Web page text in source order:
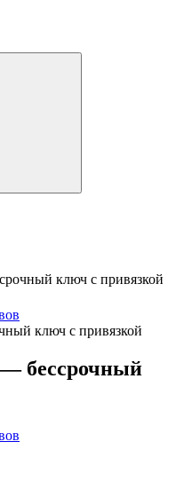
ключ с привязкой
бессрочный